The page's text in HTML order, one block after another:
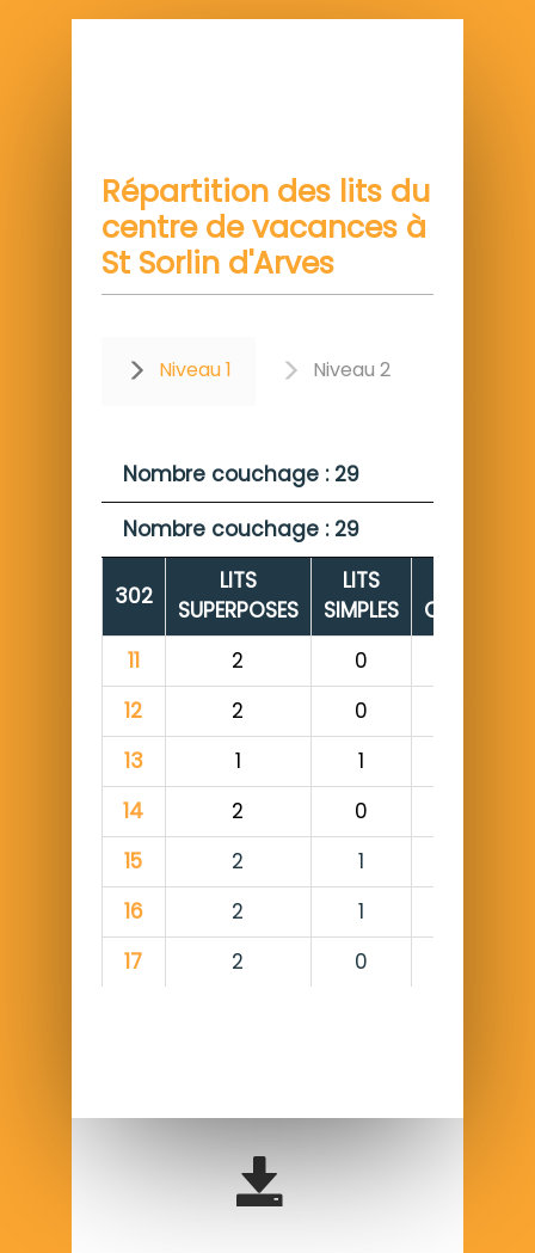
Répartition des lits du
centre de vacances à
St Sorlin d'Arves
Niveau 1 Niveau 2
Nombre couchage : 29
Nombre couchage : 29
302
LITS
SUPERPOSES
LITS
SIMPLES
11
2 0
12
2 0
13
1 1
14
2 0
15
2 1
16
2 1
17
2 0